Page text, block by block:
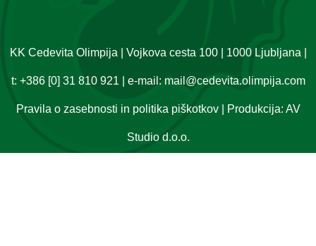
KK Cedevita Olimpija | Vojkova cesta 100 | 1000 Ljubljana |
t: +386 [0] 31 810 921 | e-mail: mail@cedevita.olimpija.com
Pravila o zasebnosti in politika piškotkov| Produkcija: AV
Studio d.o.o.